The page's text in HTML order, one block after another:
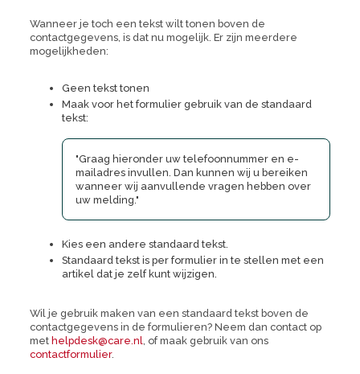
Wanneer je toch een tekst wilt tonen boven de
contactgegevens, is dat nu mogelijk. Er zijn meerdere
mogelijkheden:
Geen tekst tonen
Maak voor het formulier gebruik van de standaard
tekst:
"Graag hieronder uw telefoonnummer en e-
mailadres invullen. Dan kunnen wij u bereiken
wanneer wij aanvullende vragen hebben over
uw melding."
Kies een andere standaard tekst.
Standaard tekst is per formulier in te stellen met een
artikel dat je zelf kunt wijzigen.
Wil je gebruik maken van een standaard tekst boven de
contactgegevens in de formulieren? Neem dan contact op
met helpdesk@care.nl, of maak gebruik van ons
contactformulier.